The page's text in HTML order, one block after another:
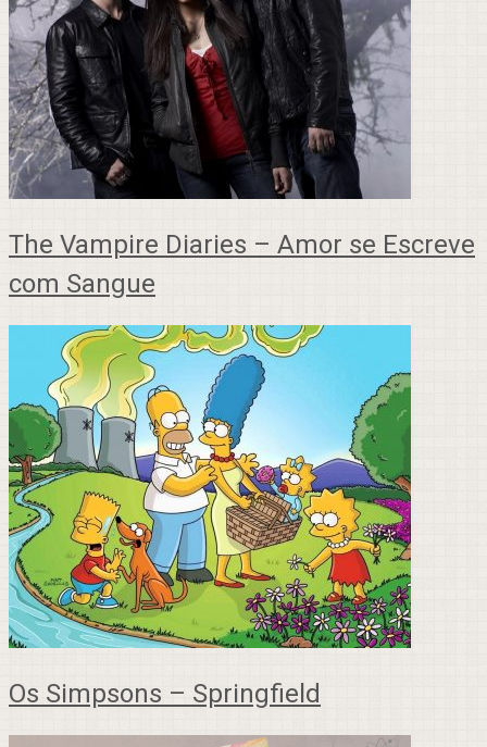
The Vampire Diaries – Amor se Escreve
com Sangue
Os Simpsons – Springfield